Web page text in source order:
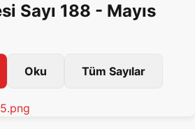
Sayı 188 - Mayıs
Oku Tüm Sayılar